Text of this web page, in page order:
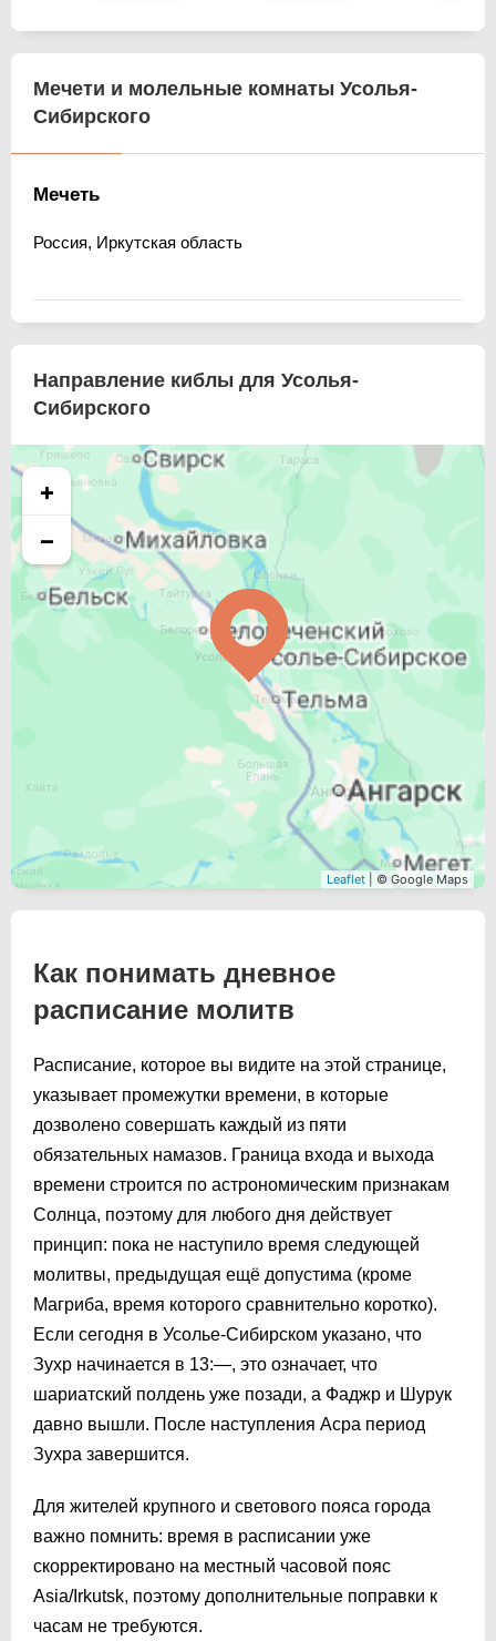
Мечети и молельные комнаты Усолья-
Сибирского
Мечеть
Россия, Иркутская область
Направление киблы для Усолья-
Сибирского
+
−
Leaflet | © Google Maps
Как понимать дневное
расписание молитв
Расписание, которое вы видите на этой странице,
указывает промежутки времени, в которые
дозволено совершать каждый из пяти
обязательных намазов. Граница входа и выхода
времени строится по астрономическим признакам
Солнца, поэтому для любого дня действует
принцип: пока не наступило время следующей
молитвы, предыдущая ещё допустима (кроме
Магриба, время которого сравнительно коротко).
Если сегодня в Усолье-Сибирском указано, что
Зухр начинается в 13:—, это означает, что
шариатский полдень уже позади, а Фаджр и Шурук
давно вышли. После наступления Асра период
Зухра завершится.
Для жителей крупного и светового пояса города
важно помнить: время в расписании уже
скорректировано на местный часовой пояс
Asia/Irkutsk, поэтому дополнительные поправки к
часам не требуются.